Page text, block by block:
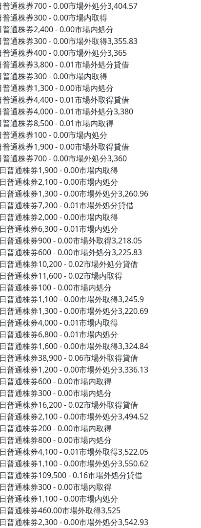
通株券700 - 0.00市場外処分3,404.57
通株券300 - 0.00市場内取得
通株券2,400 - 0.00市場内処分
通株券300 - 0.00市場外取得3,355.83
通株券400 - 0.00市場外処分3,365
通株券3,800 - 0.01市場外処分貸借
通株券300 - 0.00市場内取得
通株券1,300 - 0.00市場内処分
通株券4,400 - 0.01市場外取得貸借
通株券4,000 - 0.01市場外処分3,380
通株券8,500 - 0.01市場内取得
通株券100 - 0.00市場内処分
通株券1,900 - 0.00市場外取得貸借
通株券700 - 0.00市場外処分3,360
普通株券1,900 - 0.00市場内取得
普通株券2,100 - 0.00市場内処分
普通株券1,300 - 0.00市場外処分3,260.96
普通株券7,200 - 0.01市場外処分貸借
普通株券2,000 - 0.00市場内取得
普通株券6,300 - 0.01市場内処分
普通株券900 - 0.00市場外取得3,218.05
普通株券600 - 0.00市場外処分3,225.83
普通株券10,200 - 0.02市場外処分貸借
普通株券11,600 - 0.02市場内取得
普通株券100 - 0.00市場内処分
普通株券1,100 - 0.00市場外取得3,245.9
普通株券1,300 - 0.00市場外処分3,220.69
普通株券4,000 - 0.01市場内取得
普通株券6,800 - 0.01市場内処分
普通株券1,600 - 0.00市場外取得3,324.84
普通株券38,900 - 0.06市場外取得貸借
普通株券1,200 - 0.00市場外処分3,336.13
普通株券600 - 0.00市場内取得
普通株券300 - 0.00市場内処分
普通株券16,200 - 0.02市場外取得貸借
普通株券2,100 - 0.00市場外処分3,494.52
普通株券200 - 0.00市場内取得
普通株券800 - 0.00市場内処分
普通株券4,100 - 0.01市場外取得3,522.05
普通株券1,100 - 0.00市場外処分3,550.62
普通株券109,500 - 0.16市場外処分貸借
普通株券300 - 0.00市場内取得
普通株券1,100 - 0.00市場内処分
普通株券460.00市場外取得3,525
普通株券2,300 - 0.00市場外処分3,542.93